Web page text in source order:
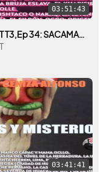
03:51:43
CENIZA DA MORTE PODCAST T3,Ep 34: SACAMANTECAS, COCOS Y ASUSTANIÑOS PARTE I
03:41:41